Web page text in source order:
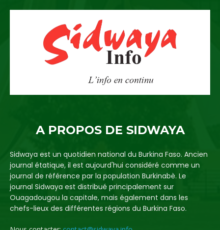
A PROPOS DE SIDWAYA
Sidwaya est un quotidien national du Burkina Faso. Ancien
journal étatique, il est aujourd'hui considéré comme un
journal de référence par la population Burkinabè. Le
journal Sidwaya est distribué principalement sur
Ouagadougou la capitale, mais également dans les
chefs-lieux des différentes régions du Burkina Faso.